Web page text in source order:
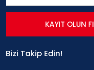
KAYIT OLUN
Bizi Takip Edin!